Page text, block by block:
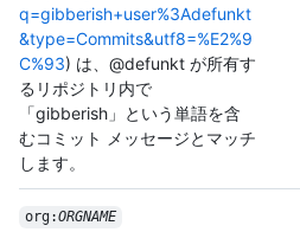
q=gibberish+user%3Adefunkt
&type=Commits&utf8=%E2%9
C%93) は、@defunkt が所有す
るリポジトリ内で
「gibberish」という単語を含
むコミット メッセージとマッチ
します。
org:ORGNAME